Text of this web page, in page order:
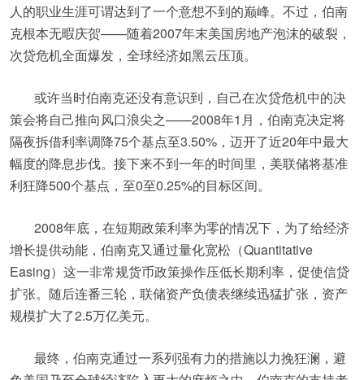
人的职业生涯可谓达到了一个意想不到的巅峰。不过，伯南
克根本无暇庆贺——随着2007年末美国房地产泡沫的破裂，
次贷危机全面爆发，全球经济如黑云压顶。
或许当时伯南克还没有意识到，自己在次贷危机中的决
策会将自己推向风口浪尖之——2008年1月，伯南克决定将
隔夜拆借利率调降75个基点至3.50%，迈开了近20年中最大
幅度的降息步伐。接下来不到一年的时间里，美联储将基准
利狂降500个基点，至0至0.25%的目标区间。
2008年底，在短期政策利率为零的情况下，为了给经济
增长提供动能，伯南克又通过量化宽松（Quantitative
Easing）这一非常规货币政策操作压低长期利率，促使信贷
扩张。随后连番三轮，联储资产负债表继续迅猛扩张，资产
规模扩大了2.5万亿美元。
最终，伯南克通过一系列强有力的措施以力挽狂澜，避